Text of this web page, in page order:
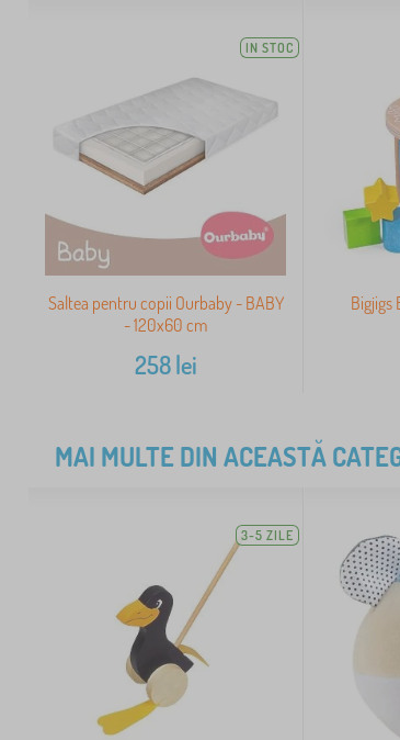
IN STOC
Saltea pentru copii Ourbaby - BABY
- 120x60 cm
258lei
Bigjigs
MAI MULTE DIN ACEASTĂ
3-5 ZILE